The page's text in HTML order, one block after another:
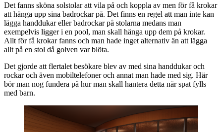
Det fanns sköna solstolar att vila på och koppla av men för få krokar
att hänga upp sina badrockar på. Det finns en regel att man inte kan
lägga handdukar eller badrockar på stolarna medans man
exempelvis ligger i en pool, man skall hänga upp dem på krokar.
Allt för få krokar fanns och man hade inget alternativ än att lägga
allt på en stol då golven var blöta.
Det gjorde att flertalet besökare blev av med sina handdukar och
rockar och även mobiltelefoner och annat man hade med sig. Här
bör man nog fundera på hur man skall hantera detta när spat fylls
med barn.